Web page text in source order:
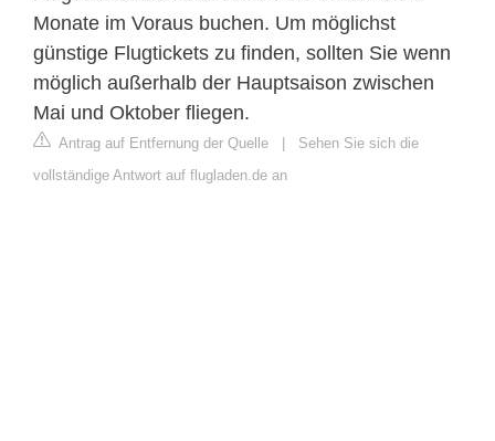
Monate im Voraus buchen. Um möglichst
günstige Flugtickets zu finden, sollten Sie wenn
möglich außerhalb der Hauptsaison zwischen
Mai und Oktober fliegen.
Antrag auf Entfernung der Quelle
Sehen Sie sich die
vollständige Antwort auf flugladen.de an